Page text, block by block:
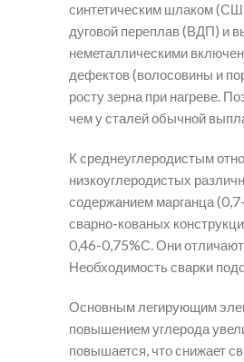
синтетическим шлаком
дуговой переплав (ВДП) и
неметаллическими
дефектов (волосовины и
росту зерна при нагреве.
чем у сталей обычной
К среднеуглеродистым
низкоуглеродистых
содержанием марганца
сварно-кованых
0,46-0,75%С. Они
Необходимость сварки
Основным легирующим
повышением углерода
повышается, что снижает